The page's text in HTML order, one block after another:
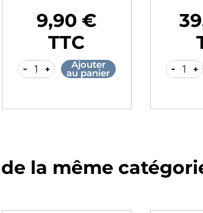
9,90 €
TTC
- + Ajouter
au panier - +
la même